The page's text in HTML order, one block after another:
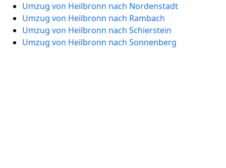
Umzug von Heilbronn nach Nordenstadt
Umzug von Heilbronn nach Rambach
Umzug von Heilbronn nach Schierstein
Umzug von Heilbronn nach Sonnenberg